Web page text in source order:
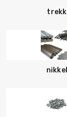
trekk
nikkel